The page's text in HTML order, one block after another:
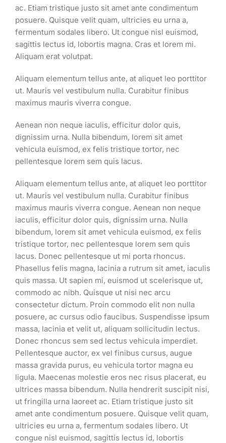
ac. Etiam tristique justo sit amet ante condimentum
posuere. Quisque velit quam, ultricies eu urna a,
fermentum sodales libero. Ut congue nisl euismod,
sagittis lectus id, lobortis magna. Cras et lorem mi.
Aliquam erat volutpat.
Aliquam elementum tellus ante, at aliquet leo porttitor
ut. Mauris vel vestibulum nulla. Curabitur finibus
maximus mauris viverra congue.
Aenean non neque iaculis, efficitur dolor quis,
dignissim urna. Nulla bibendum, lorem sit amet
vehicula euismod, ex felis tristique tortor, nec
pellentesque lorem sem quis lacus.
Aliquam elementum tellus ante, at aliquet leo porttitor
ut. Mauris vel vestibulum nulla. Curabitur finibus
maximus mauris viverra congue. Aenean non neque
iaculis, efficitur dolor quis, dignissim urna. Nulla
bibendum, lorem sit amet vehicula euismod, ex felis
tristique tortor, nec pellentesque lorem sem quis
lacus. Donec pellentesque ut mi porta rhoncus.
Phasellus felis magna, lacinia a rutrum sit amet, iaculis
quis massa. Ut sapien mi, euismod ut scelerisque ut,
commodo ac nibh. Quisque ut nisi nec arcu
consectetur dictum. Proin commodo elit non nulla
posuere, ac cursus odio faucibus. Suspendisse ipsum
massa, lacinia et velit ut, aliquam sollicitudin lectus.
Donec rhoncus sem sed lectus vehicula imperdiet.
Pellentesque auctor, ex vel finibus cursus, augue
massa gravida purus, eu vehicula tortor magna eu
ligula. Maecenas molestie eros nec risus placerat, eu
ultrices massa bibendum. Nulla hendrerit suscipit nisi,
ut fringilla urna laoreet ac. Etiam tristique justo sit
amet ante condimentum posuere. Quisque velit quam,
ultricies eu urna a, fermentum sodales libero. Ut
congue nisl euismod, sagittis lectus id, lobortis